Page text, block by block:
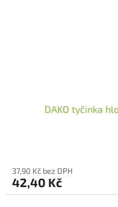
DAKO tyčinka
37,90 Kč bez DPH
42,40 Kč